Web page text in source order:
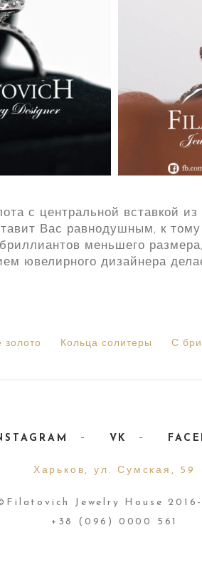
с центральной вставкой
Вас равнодушным, к
меньшего
ювелирного дизайнера
золото Кольца солитеры С
VK
Харьков, ул. Сумская, 59
Jewelry House 2016-
+38 (096) 0000 561